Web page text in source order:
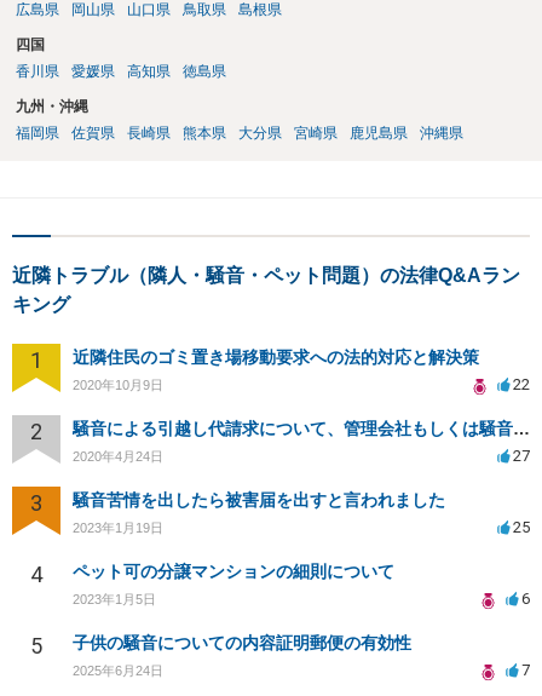
広島県
岡山県 山口県 鳥取県 島根県
四国
香川県
愛媛県 高知県 徳島県
九州・沖縄
福岡県
佐賀県 長崎県 熊本県 大分県 宮崎県 鹿児島県 沖縄県
近隣トラブル（隣人・騒音・ペット問題）の法律Q&Aラン
キング
1 近隣住民のゴミ置き場移動要求への法的対応と解決策
2020年10月9日 22
2 騒音による引越し代請求について、管理会社もしくは騒音主から請求できるか？
2020年4月24日 27
3 騒音苦情を出したら被害届を出すと言われました
2023年1月19日 25
4 ペット可の分譲マンションの細則について
2023年1月5日 6
5 子供の騒音についての内容証明郵便の有効性
2025年6月24日 7